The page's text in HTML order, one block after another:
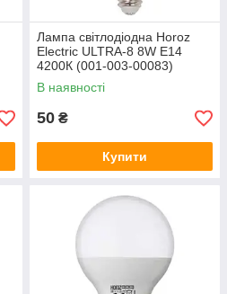
Лампа світлодіодна Horoz
Electric ULTRA-8 8W E14
4200К (001-003-00083)
В наявності
50 ₴
Купити